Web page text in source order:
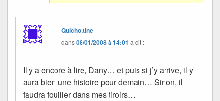
Quichottine
dans08/01/2008 à 14:01 a dit :
Il y a encore à lire, Dany… et puis si j’y arrive, il y
aura bien une histoire pour demain… Sinon, il
faudra fouiller dans mes tiroirs…